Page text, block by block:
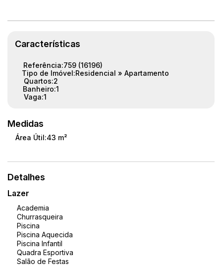
Características
Referência:759 (16196)
Tipo de Imóvel:Residencial » Apartamento
Quartos:2
Banheiro:1
Vaga:1
Medidas
Área Útil:43 m²
Detalhes
Lazer
Academia
Churrasqueira
Piscina
Piscina Aquecida
Piscina Infantil
Quadra Esportiva
Salão de Festas